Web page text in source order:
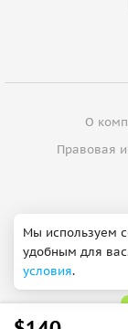
О
Правовая
©
Мы используем
удобным для
условия.